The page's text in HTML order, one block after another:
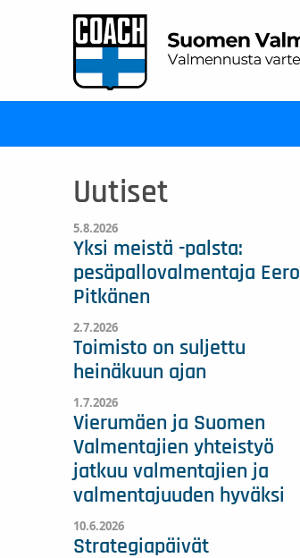
Uutiset
5.8.2026
Yksi meistä -palsta:
pesäpallovalmentaja Eero
Pitkänen
2.7.2026
Toimisto on suljettu
heinäkuun ajan
1.7.2026
Vierumäen ja Suomen
Valmentajien yhteistyö
jatkuu valmentajien ja
valmentajuuden hyväksi
10.6.2026
Strategiapäivät